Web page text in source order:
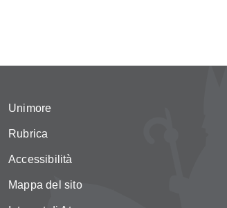
Unimore
Rubrica
Accessibilità
Mappa del sito